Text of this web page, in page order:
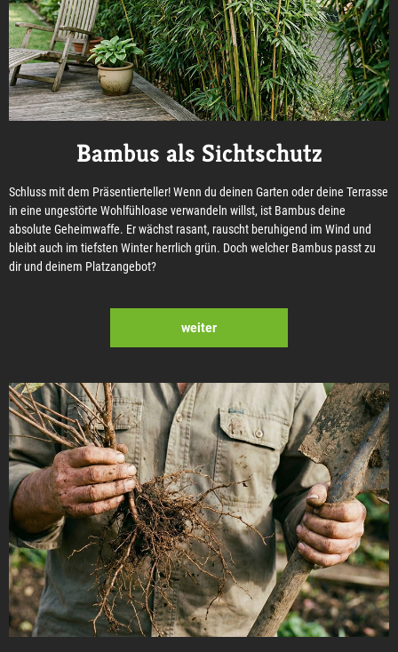
Bambus als Sichtschutz
Schluss mit dem Präsentierteller! Wenn du deinen Garten oder deine Terrasse
in eine ungestörte Wohlfühloase verwandeln willst, ist Bambus deine
absolute Geheimwaffe. Er wächst rasant, rauscht beruhigend im Wind und
bleibt auch im tiefsten Winter herrlich grün. Doch welcher Bambus passt zu
dir und deinem Platzangebot?
weiter